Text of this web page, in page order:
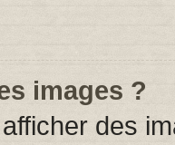
images ?
des